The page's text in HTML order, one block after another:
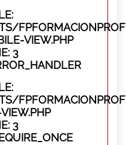
VIEW.PHP
3
3